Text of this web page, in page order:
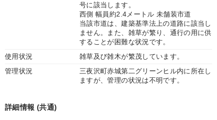
号に該当します。
西側 幅員約2.4メートル 未舗装市道
当該市道は、建築基準法上の道路に該当し
ません。また、雑草が繁り、通行の用に供
することが困難な状況です。
使用状況
雑草及び雑木が繁茂しています。
管理状況
三夜沢町赤城第二グリーンヒル内に所在し
ますが、管理の状況は不明です。
詳細情報 (共通)